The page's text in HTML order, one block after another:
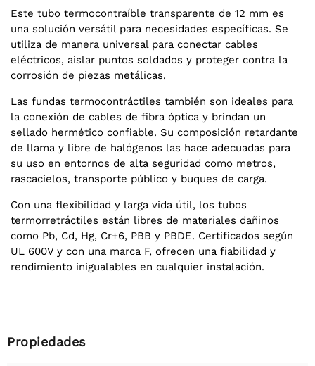
Este tubo termocontraíble transparente de 12 mm es
una solución versátil para necesidades específicas. Se
utiliza de manera universal para conectar cables
eléctricos, aislar puntos soldados y proteger contra la
corrosión de piezas metálicas.
Las fundas termocontráctiles también son ideales para
la conexión de cables de fibra óptica y brindan un
sellado hermético confiable. Su composición retardante
de llama y libre de halógenos las hace adecuadas para
su uso en entornos de alta seguridad como metros,
rascacielos, transporte público y buques de carga.
Con una flexibilidad y larga vida útil, los tubos
termorretráctiles están libres de materiales dañinos
como Pb, Cd, Hg, Cr+6, PBB y PBDE. Certificados según
UL 600V y con una marca F, ofrecen una fiabilidad y
rendimiento inigualables en cualquier instalación.
Propiedades